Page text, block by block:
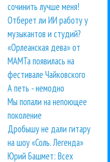
сочинить лучше меня!
Отберет ли ИИ работу у
музыкантов и студий?
«Орлеанская дева» от
МАМТа появилась на
фестивале Чайковского
А петь - немодно
Мы попали на непоющее
поколение
Дробышу не дали гитару
на шоу «Соль. Легенда»
Юрий Башмет: Всех